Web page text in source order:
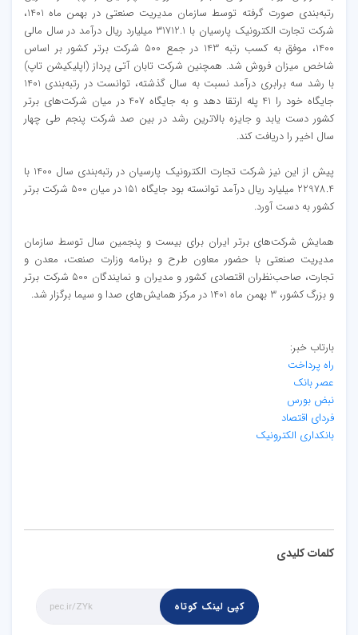
رتبه‌بندی صورت گرفته توسط سازمان مدیریت صنعتی در بهمن ماه 1401،
شرکت تجارت الکترونیک پارسیان با 31712.1 میلیارد ریال درآمد در سال مالی
1400، موفق به کسب رتبه 143 در جمع 500 شرکت برتر کشور بر اساس
شاخص میزان فروش شد. همچنین شرکت تابان آتی پرداز (اپلیکیشن تاپ)
با رشد سه برابری درآمد نسبت به سال گذشته، توانست در رتبه‌بندی 1401
جایگاه خود را 41 پله ارتقا دهد و به جایگاه 407 در میان شرکت‌های برتر
کشور دست یابد و جایزه بالاترین رشد در بین صد شرکت پنجم طی چهار
سال اخیر را دریافت کند.
پیش از این نیز شرکت تجارت الکترونیک پارسیان در رتبه‌بندی سال 1400 با
22978.4 میلیارد ریال درآمد توانسته بود جایگاه 151 در میان 500 شرکت برتر
کشور به دست آورد.
همایش شرکت‌‌های برتر ایران برای بیست و پنجمین سال توسط سازمان
مدیریت صنعتی با حضور معاون طرح و برنامه وزارت صنعت، معدن و
تجارت، صاحب‌نظران اقتصادی کشور و مدیران و نمایندگان 500 شرکت برتر
و بزرگ کشور، 3 بهمن ماه 1401 در مرکز همایش‌های صدا و سیما برگزار شد.
بارتاب خبر:
راه پرداخت
عصر بانک
نبض بورس
فردای اقتصاد
بانکداری الکترونیک
کلمات کلیدی
کپی لینک کوتاه